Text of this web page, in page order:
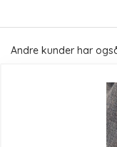
Andre kunder har